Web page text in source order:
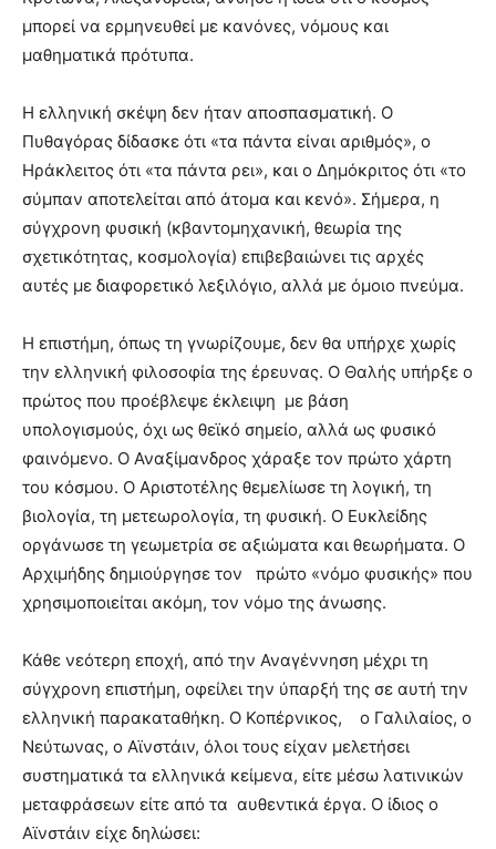
μπορεί να ερμηνευθεί με κανόνες, νόμους και
μαθηματικά πρότυπα.
Η ελληνική σκέψη δεν ήταν αποσπασματική. Ο
Πυθαγόρας δίδασκε ότι «τα πάντα είναι αριθμός», ο
Ηράκλειτος ότι «τα πάντα ρει», και ο Δημόκριτος ότι «το
σύμπαν αποτελείται από άτομα και κενό». Σήμερα, η
σύγχρονη φυσική (κβαντομηχανική, θεωρία της
σχετικότητας, κοσμολογία) επιβεβαιώνει τις αρχές
αυτές με διαφορετικό λεξιλόγιο, αλλά με όμοιο πνεύμα.
Η επιστήμη, όπως τη γνωρίζουμε, δεν θα υπήρχε χωρίς
την ελληνική φιλοσοφία της έρευνας. Ο Θαλής υπήρξε ο
πρώτος που προέβλεψε έκλειψη με βάση
υπολογισμούς, όχι ως θεϊκό σημείο, αλλά ως φυσικό
φαινόμενο. Ο Αναξίμανδρος χάραξε τον πρώτο χάρτη
του κόσμου. Ο Αριστοτέλης θεμελίωσε τη λογική, τη
βιολογία, τη μετεωρολογία, τη φυσική. Ο Ευκλείδης
οργάνωσε τη γεωμετρία σε αξιώματα και θεωρήματα. Ο
Αρχιμήδης δημιούργησε τον πρώτο «νόμο φυσικής» που
χρησιμοποιείται ακόμη, τον νόμο της άνωσης.
Κάθε νεότερη εποχή, από την Αναγέννηση μέχρι τη
σύγχρονη επιστήμη, οφείλει την ύπαρξή της σε αυτή την
ελληνική παρακαταθήκη. Ο Κοπέρνικος, ο Γαλιλαίος, ο
Νεύτωνας, ο Αϊνστάιν, όλοι τους είχαν μελετήσει
συστηματικά τα ελληνικά κείμενα, είτε μέσω λατινικών
μεταφράσεων είτε από τα αυθεντικά έργα. Ο ίδιος ο
Αϊνστάιν είχε δηλώσει: